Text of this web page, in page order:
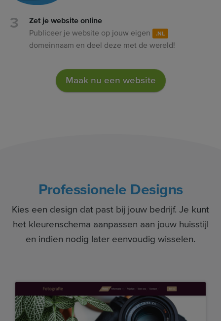
Zet je website online
Publiceer je website op jouw eigen
.NL
domeinnaam en deel deze met de wereld!
Maak nu een website
Professionele Designs
Kies een design dat past bij jouw bedrijf. Je kunt
het kleurenschema aanpassen aan jouw huisstijl
en indien nodig later eenvoudig wisselen.